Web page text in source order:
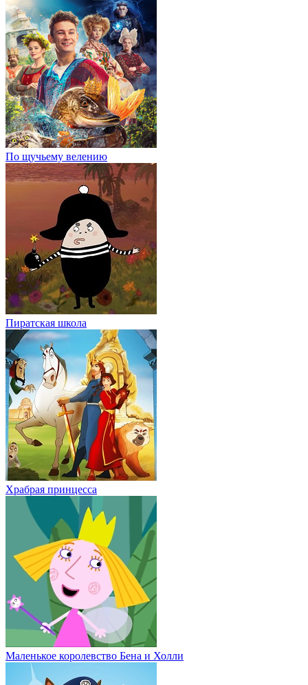
По щучьему велению
Пиратская школа
Храбрая принцесса
Маленькое королевство Бена и Холли